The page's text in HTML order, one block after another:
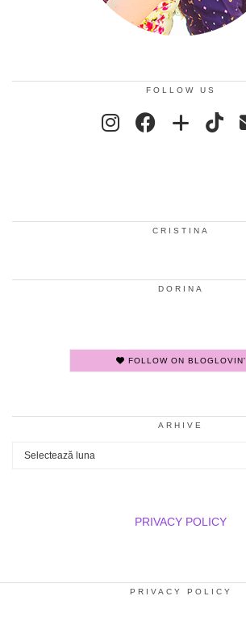
FOLLOW US
CRISTINA
DORINA
FOLLOW ON BLOGLOVIN'
ARHIVE
Arhive
PRIVACY POLICY
PRIVACY POLICY